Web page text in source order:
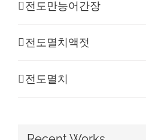
전도만능어간장
전도멸치액젓
전도멸치